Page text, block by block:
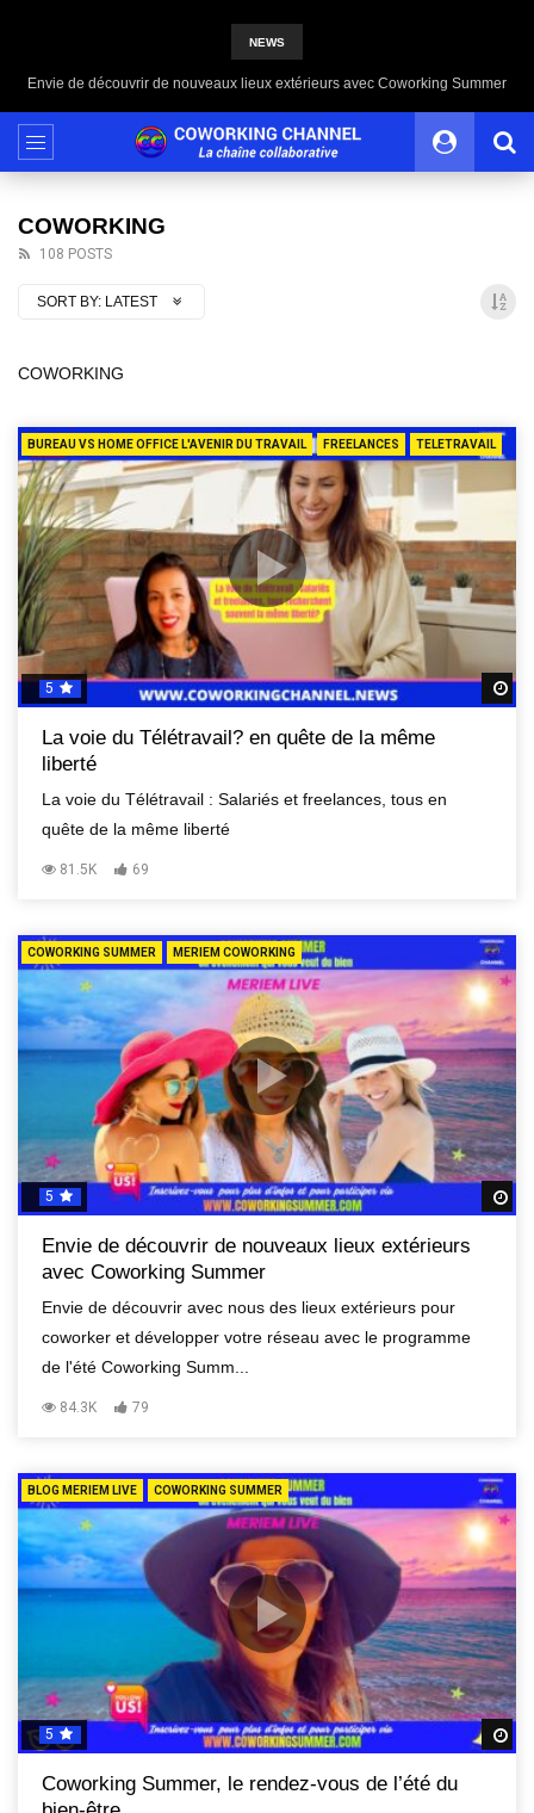
NEWS
Envie de découvrir de nouveaux lieux extérieurs avec Coworking Summer
COWORKING
108 POSTS
SORT BY: LATEST
COWORKING
BUREAU VS HOME OFFICE L'AVENIR DU TRAVAIL FREELANCES TELETRAVAIL
5
La voie du Télétravail? en quête de la même
liberté
La voie du Télétravail : Salariés et freelances, tous en
quête de la même liberté
81.5K 69
COWORKING SUMMER MERIEM COWORKING
5
Envie de découvrir de nouveaux lieux extérieurs
avec Coworking Summer
Envie de découvrir avec nous des lieux extérieurs pour
coworker et développer votre réseau avec le programme
de l'été Coworking Summ...
84.3K 79
BLOG MERIEM LIVE COWORKING SUMMER
5
Coworking Summer, le rendez-vous de l’été du